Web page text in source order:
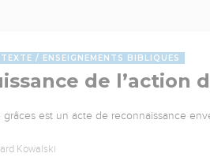
ENSEIGNEMENTS BIBLIQUES
de l’action
grâces est un acte de reconnaissance
Kowalski